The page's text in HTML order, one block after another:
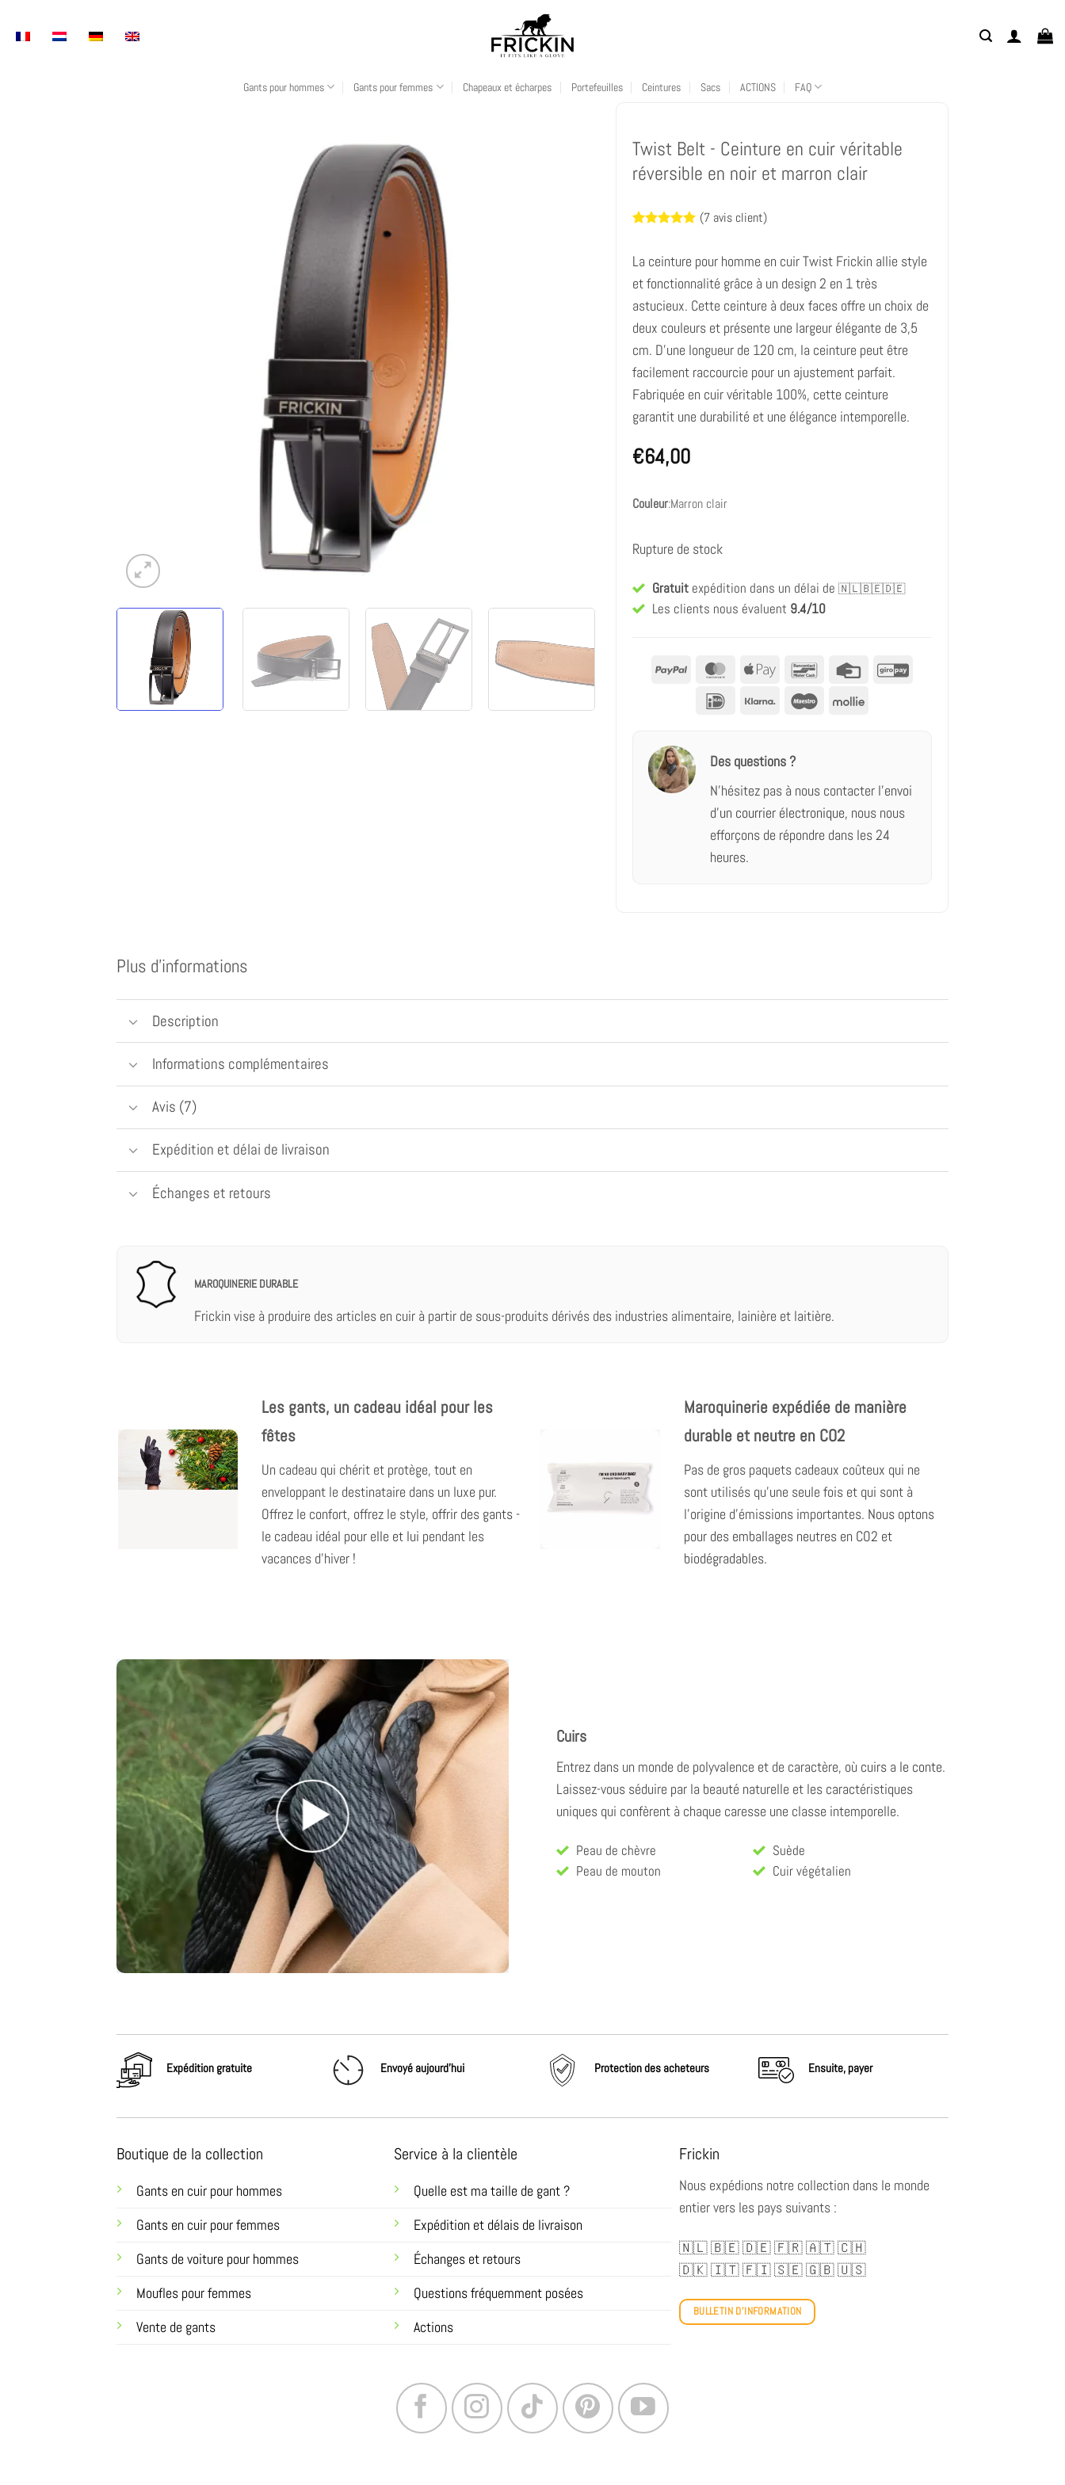
Gants pour hommes Gants pour femmes Chapeaux et écharpes Portefeuilles Ceintures Sacs ACTIONS FAQ
Twist Belt - Ceinture en cuir véritable
réversible en noir et marron clair
notations
(7avis client)
La ceinture pour homme en cuir Twist Frickin allie style
et fonctionnalité grâce à un design 2 en 1 très
astucieux. Cette ceinture à deux faces offre un choix de
deux couleurs et présente une largeur élégante de 3,5
cm. D'une longueur de 120 cm, la ceinture peut être
facilement raccourcie pour un ajustement parfait.
Fabriquée en cuir véritable 100%, cette ceinture
garantit une durabilité et une élégance intemporelle.
€64,00
Couleur:Marron clair
Rupture de stock
Gratuit expédition dans un délai de 🇳🇱🇧🇪🇩🇪
Les clients nous évaluent 9.4/10
PayPal MasterCard
Apple
Pay
BancontactCarte
GiroPay
IDeal
Klarna MaestroMollie
Des questions ?
N'hésitez pas à nous contacterl'envoi
d'un courrier électronique, nous nous
efforçons de répondre dans les 24
heures.
Plus d'informations
Description
Informations complémentaires
Avis (7)
Expédition et délai de livraison
Échanges et retours
MAROQUINERIE DURABLE
Frickin vise à produire des articles en cuir à partir de sous-produits dérivés des industries alimentaire, lainière et laitière.
Les gants, un cadeau idéal pour les
fêtes
Un cadeau qui chérit et protège, tout en
enveloppant le destinataire dans un luxe pur.
Offrez le confort, offrez le style, offrir des gants -
le cadeau idéal pour elle et lui pendant les
vacances d'hiver !
Maroquinerie expédiée de manière
durable et neutre en CO2
Pas de gros paquets cadeaux coûteux qui ne
sont utilisés qu'une seule fois et qui sont à
l'origine d'émissions importantes. Nous optons
pour des emballages neutres en CO2 et
biodégradables.
Cuirs
Entrez dans un monde de polyvalence et de caractère, où cuirs a le conte.
Laissez-vous séduire par la beauté naturelle et les caractéristiques
uniques qui confèrent à chaque caresse une classe intemporelle.
Peau de chèvre
Peau de mouton
Suède
Cuir végétalien
Expédition gratuite Envoyé aujourd'hui Protection des acheteurs Ensuite,payer
Boutique de la collection
Gants en cuir pour hommes
Gants en cuir pour femmes
Gants de voiture pour hommes
Moufles pour femmes
Vente de gants
Service à la clientèle
Quelle est ma taille de gant ?
Expédition et délais de livraison
Échanges et retours
Questions fréquemment posées
Actions
Frickin
Nous expédions notre collection dans le monde
entier vers les pays suivants :
🇳🇱🇧🇪🇩🇪🇫🇷🇦🇹🇨🇭
🇩🇰🇮🇹🇫🇮🇸🇪🇬🇧🇺🇸
BULLETIN D'INFORMATION